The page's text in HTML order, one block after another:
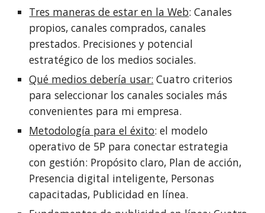
Tres maneras de estar en la Web: Canales
propios, canales comprados, canales
prestados. Precisiones y potencial
estratégico de los medios sociales.
Qué medios debería usar: Cuatro criterios
para seleccionar los canales sociales más
convenientes para mi empresa.
Metodología para el éxito: el modelo
operativo de 5P para conectar estrategia
con gestión: Propósito claro, Plan de acción,
Presencia digital inteligente, Personas
capacitadas, Publicidad en línea.